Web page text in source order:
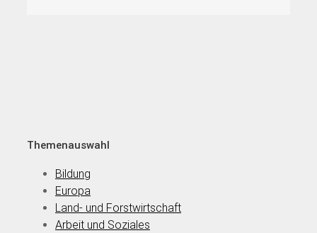
Themenauswahl
Bildung
Europa
Land- und Forstwirtschaft
Arbeit und Soziales